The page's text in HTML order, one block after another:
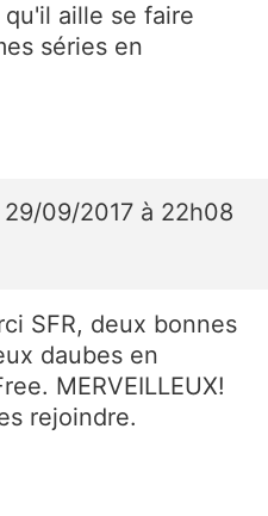
qu'il aille se faire
séries en
29/09/2017 à 22h08
SFR, deux bonnes
daubes en
MERVEILLEUX!
rejoindre.